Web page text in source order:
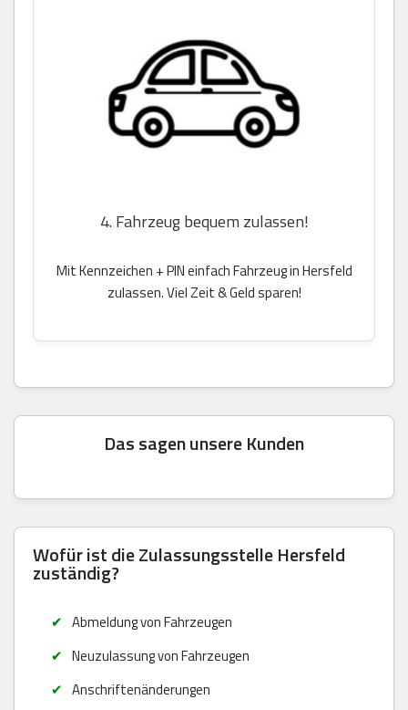
4. Fahrzeug bequem zulassen!
Mit Kennzeichen + PIN einfach Fahrzeug in Hersfeld
zulassen. Viel Zeit & Geld sparen!
Das sagen unsere Kunden
Wofür ist die Zulassungsstelle Hersfeld
zuständig?
Abmeldung von Fahrzeugen
Neuzulassung von Fahrzeugen
Anschriftenänderungen